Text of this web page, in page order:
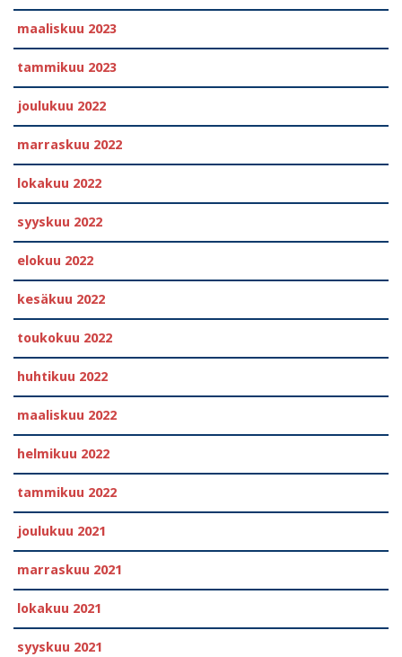
maaliskuu 2023
tammikuu 2023
joulukuu 2022
marraskuu 2022
lokakuu 2022
syyskuu 2022
elokuu 2022
kesäkuu 2022
toukokuu 2022
huhtikuu 2022
maaliskuu 2022
helmikuu 2022
tammikuu 2022
joulukuu 2021
marraskuu 2021
lokakuu 2021
syyskuu 2021